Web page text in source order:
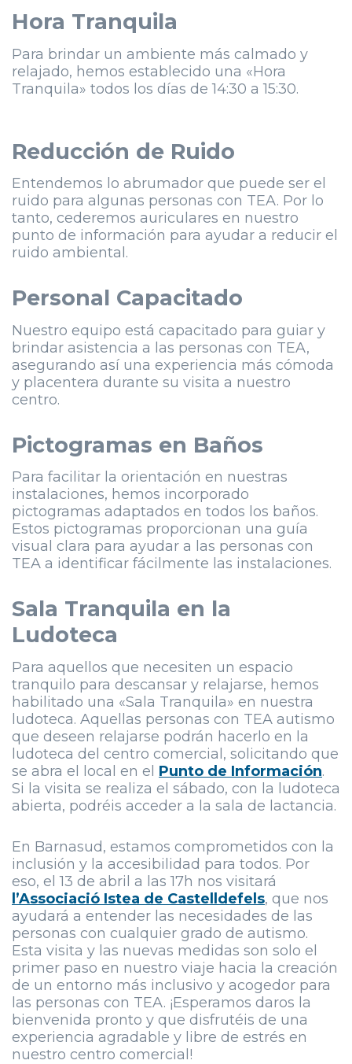
Hora Tranquila
Para brindar un ambiente más calmado y
relajado, hemos establecido una «Hora
Tranquila» todos los días de 14:30 a 15:30.
Reducción de Ruido
Entendemos lo abrumador que puede ser el
ruido para algunas personas con TEA. Por lo
tanto, cederemos auriculares en nuestro
punto de información para ayudar a reducir el
ruido ambiental.
Personal Capacitado
Nuestro equipo está capacitado para guiar y
brindar asistencia a las personas con TEA,
asegurando así una experiencia más cómoda
y placentera durante su visita a nuestro
centro.
Pictogramas en Baños
Para facilitar la orientación en nuestras
instalaciones, hemos incorporado
pictogramas adaptados en todos los baños.
Estos pictogramas proporcionan una guía
visual clara para ayudar a las personas con
TEA a identificar fácilmente las instalaciones.
Sala Tranquila en la
Ludoteca
Para aquellos que necesiten un espacio
tranquilo para descansar y relajarse, hemos
habilitado una «Sala Tranquila» en nuestra
ludoteca. Aquellas personas con TEA autismo
que deseen relajarse podrán hacerlo en la
ludoteca del centro comercial, solicitando que
se abra el local en el Punto de Información.
Si la visita se realiza el sábado, con la ludoteca
abierta, podréis acceder a la sala de lactancia.
En Barnasud, estamos comprometidos con la
inclusión y la accesibilidad para todos. Por
eso, el 13 de abril a las 17h nos visitará
l’Associació Istea de Castelldefels, que nos
ayudará a entender las necesidades de las
personas con cualquier grado de autismo.
Esta visita y las nuevas medidas son solo el
primer paso en nuestro viaje hacia la creación
de un entorno más inclusivo y acogedor para
las personas con TEA. ¡Esperamos daros la
bienvenida pronto y que disfrutéis de una
experiencia agradable y libre de estrés en
nuestro centro comercial!